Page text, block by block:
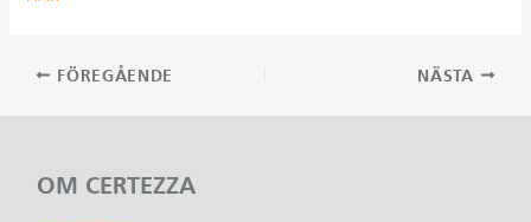
Inläggsnavigering
FÖREGÅENDE NÄSTA
OM CERTEZZA